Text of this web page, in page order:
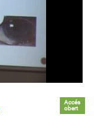
Accés
obert